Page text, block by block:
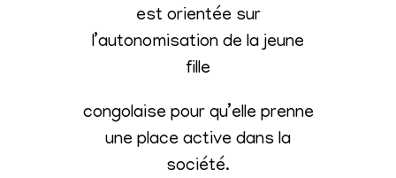
est orientée sur
l’autonomisation de la jeune
fille
congolaise pour qu’elle prenne
une place active dans la
société.